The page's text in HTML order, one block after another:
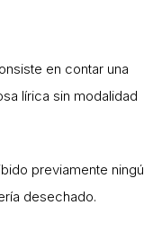
en contar una
lírica sin modalidad
previamente
desechado.